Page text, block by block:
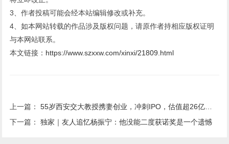
3、作者投稿可能会经本站编辑修改或补充。
4、如本网站转载的作品涉及版权问题，请原作者持相应版权证明
与本网站联系。
本文链接： https://www.szxxw.com/xinxi/21809.html
上一篇：55岁西安交大教授携妻创业，冲刺IPO，估值超26亿元！两年半亏了4亿元，尚无产品上市，公司现金储备仅剩1.07亿元
下一篇：独家｜友人追忆杨振宁：他没能二度获诺奖是一个遗憾